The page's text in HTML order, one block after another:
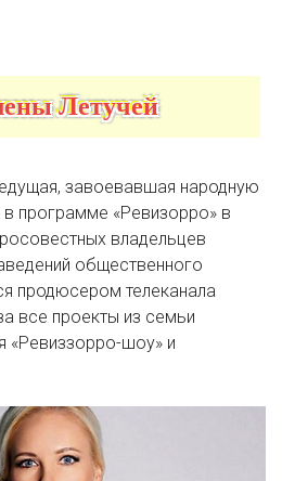
Летучей
завоевавшая народную
программе «Ревизорро» в
владельцев
общественного
продюсером телеканала
все проекты из семьи
«Ревиззорро-шоу» и